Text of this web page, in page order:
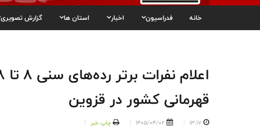
خانه فدراسیون اخبار استان ها گزارش تصویری
قهرمانی کشور در قزوین
13:17
1405/04/02 چاپ خبر